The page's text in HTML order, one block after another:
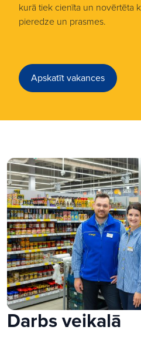
kurā tiek cienīta un novērtēta
pieredze un prasmes.
Apskatīt vakances
Darbs veikalā